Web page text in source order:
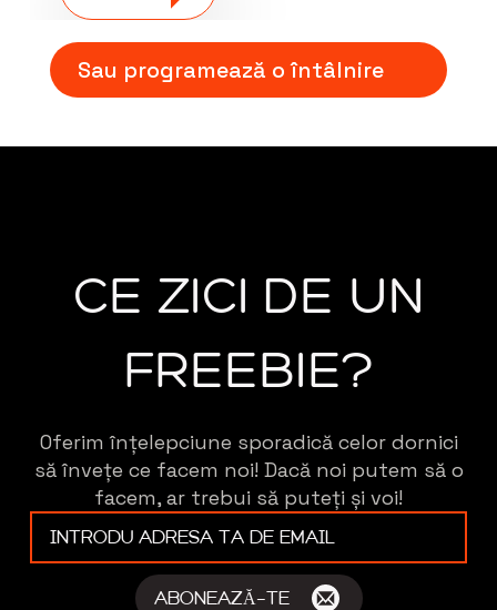
Sau contactează-ne
Sau programează o întâlnire
CE ZICI DE UN
FREEBIE?
Oferim înțelepciune sporadică celor dornici
să învețe ce facem noi! Dacă noi putem să o
facem, ar trebui să puteți și voi!
E-
mail
*
ABONEAZĂ-TE